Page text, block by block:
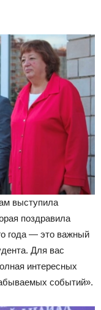
выступила
поздравила
года — это важный
Для вас
интересных
событий».